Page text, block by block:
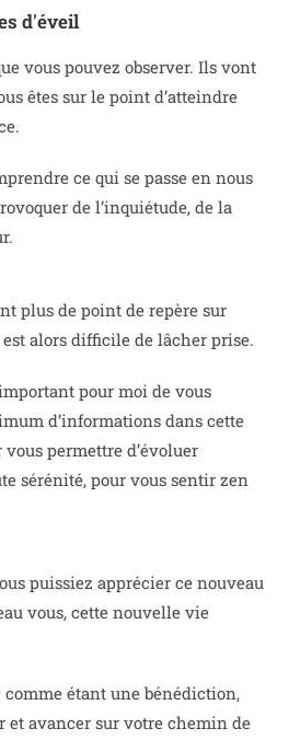
d'éveil
vous pouvez observer. Ils vont
êtes sur le point d’atteindre
ce qui se passe en nous
de l’inquiétude, de la
plus de point de repère sur
est alors difficile de lâcher prise.
pour moi de vous
d’informations dans cette
permettre d’évoluer
sérénité, pour vous sentir zen
puissiez apprécier ce nouveau
vous, cette nouvelle vie
comme étant une bénédiction,
et avancer sur votre chemin de